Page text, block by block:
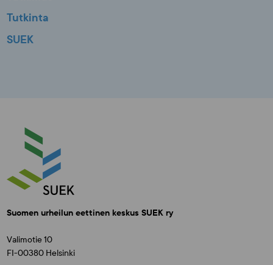
Tutkinta
SUEK
Suomen urheilun eettinen keskus SUEK ry
Valimotie 10
FI-00380 Helsinki